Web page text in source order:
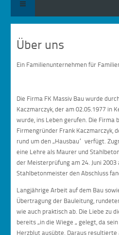
Über uns
Ein Familienunternehmen für
Die Firma FK Massiv Bau wurde
Kaczmarczyk, der am 02.05.1977 in
wurde, ins Leben gerufen. Die Firma
Firmengründer Frank Kaczmarczyk,
rund um den „Hausbau“ verfügt.
eine Lehre als Maurer und
der Meisterprüfung am 24. Juni
Stahlbetonmeister den Abschluss
Langjährige Arbeit auf dem Bau
Übertragung der Bauleitung,
wie auch praktisch ab. Die Liebe zu
bereits „in die Wiege „ gelegt, da
Herzblut ausübte. Daraus resultierte